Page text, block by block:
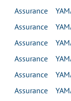
Assurance
Assurance
Assurance
Assurance
Assurance
Assurance